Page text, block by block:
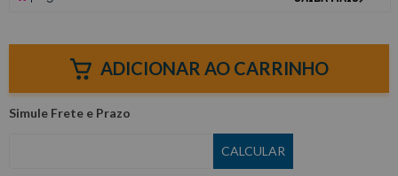
ADICIONAR AO CARRINHO